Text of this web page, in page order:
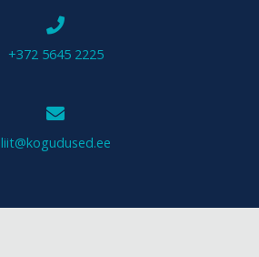
+372 5645 2225
liit@kogudused.ee